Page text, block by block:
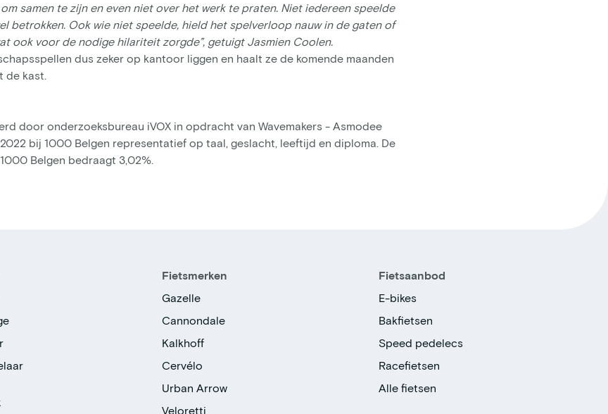
samen te zijn en even niet over het werk te praten. Niet iedereen speelde
betrokken. Ook wie niet speelde, hield het spelverloop nauw in de gaten of
ook voor de nodige hilariteit zorgde”, getuigt Jasmien Coolen.
dus zeker op kantoor liggen en haalt ze de komende maanden
de kast.
door onderzoeksbureau iVOX in opdracht van Wavemakers - Asmodee
bij 1000 Belgen representatief op taal, geslacht, leeftijd en diploma. De
Belgen bedraagt 3,02%.
Fietsmerken
Gazelle
Cannondale
Kalkhoff
Cervélo
Urban Arrow
Veloretti
Fietsaanbod
E-bikes
Bakfietsen
Speed pedelecs
Racefietsen
Alle fietsen